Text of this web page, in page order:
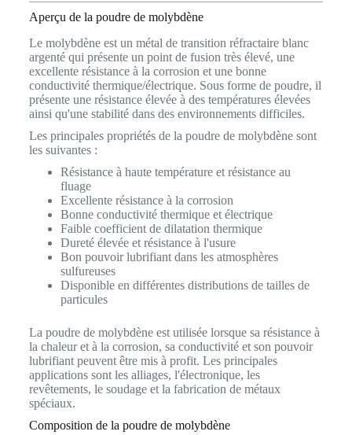
Aperçu de la poudre de molybdène
Le molybdène est un métal de transition réfractaire blanc
argenté qui présente un point de fusion très élevé, une
excellente résistance à la corrosion et une bonne
conductivité thermique/électrique. Sous forme de poudre, il
présente une résistance élevée à des températures élevées
ainsi qu'une stabilité dans des environnements difficiles.
Les principales propriétés de la poudre de molybdène sont
les suivantes :
Résistance à haute température et résistance au
fluage
Excellente résistance à la corrosion
Bonne conductivité thermique et électrique
Faible coefficient de dilatation thermique
Dureté élevée et résistance à l'usure
Bon pouvoir lubrifiant dans les atmosphères
sulfureuses
Disponible en différentes distributions de tailles de
particules
La poudre de molybdène est utilisée lorsque sa résistance à
la chaleur et à la corrosion, sa conductivité et son pouvoir
lubrifiant peuvent être mis à profit. Les principales
applications sont les alliages, l'électronique, les
revêtements, le soudage et la fabrication de métaux
spéciaux.
Composition de la poudre de molybdène